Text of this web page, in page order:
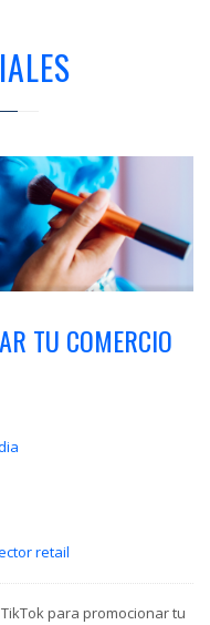
TU COMERCIO
retail
para promocionar tu